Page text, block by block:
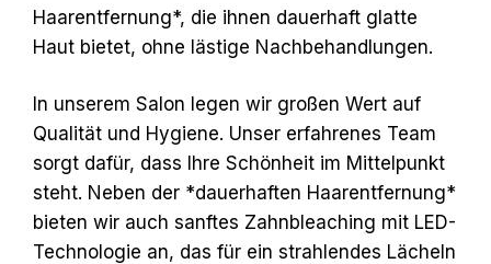
Haarentfernung*, die ihnen dauerhaft glatte
Haut bietet, ohne lästige Nachbehandlungen.
In unserem Salon legen wir großen Wert auf
Qualität und Hygiene. Unser erfahrenes Team
sorgt dafür, dass Ihre Schönheit im Mittelpunkt
steht. Neben der *dauerhaften Haarentfernung*
bieten wir auch sanftes Zahnbleaching mit LED-
Technologie an, das für ein strahlendes Lächeln